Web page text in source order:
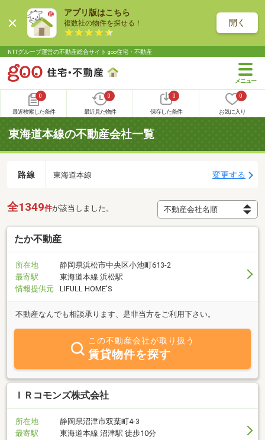
アプリ版はこちら
複数社の物件を探せる！ 開く
NTTグループ運営の不動産総合サイト goo住宅・不動産
0
最近検索した条件
0
最近見た物件
0
保存した条件
0
お気に入り
東海道本線の不動産会社一覧
路線 東海道本線 変更する
全1349件が該当しました。
たか不動産
所在地
静岡県浜松市中央区小池町613-2
最寄駅
東海道本線 浜松駅
情報提供元
LIFULL HOME'S
不動産なんでも相談承ります、是非当方をご利用下さい。
この不動産会社が取り扱う
賃貸物件を探す
ＩＲコモンズ株式会社
所在地
静岡県沼津市双葉町4-3
最寄駅
東海道本線 沼津駅 徒歩10分